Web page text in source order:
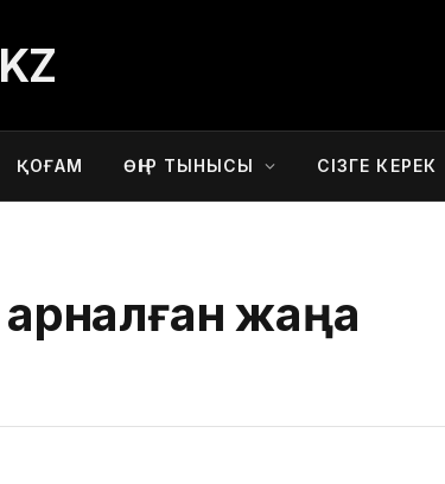
ҚОҒАМ ӨҢІР ТЫНЫСЫ СІЗГЕ КЕРЕК
жаңа